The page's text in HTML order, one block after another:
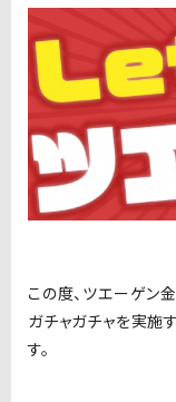
この度、ツエーゲン
ガチャガチャを実施
す。